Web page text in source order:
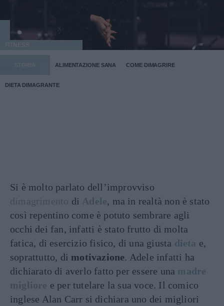
ALIMENTAZIONE SANA COME DIMAGRIRE
DIETA DIMAGRANTE
Si è molto parlato dell’improvviso
dimagrimento di Adele, ma in realtà non è stato
così repentino come è potuto sembrare agli
occhi dei fan, infatti è stato frutto di molta
fatica, di esercizio fisico, di una giusta dieta e,
soprattutto, di motivazione. Adele infatti ha
dichiarato di averlo fatto per essere una madre
migliore e per tutelare la sua voce. Il comico
inglese Alan Carr si dichiara uno dei migliori